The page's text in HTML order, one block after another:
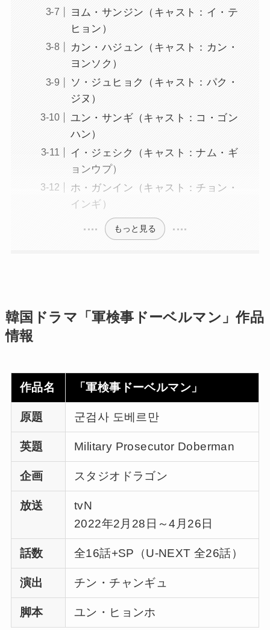
ヨム・サンジン（キャスト：イ・テ
ヒョン）
カン・ハジュン（キャスト：カン・
ヨンソク）
ソ・ジュヒョク（キャスト：パク・
ジヌ）
ユン・サンギ（キャスト：コ・ゴン
ハン）
イ・ジェシク（キャスト：ナム・ギ
ョンウプ）
ホ・ガンイン（キャスト：チョン・
インギ）
もっと見る
韓国ドラマ「軍検事ドーベルマン」作品
情報
作品名 「軍検事ドーベルマン」
原題 군검사 도베르만
英題 Military Prosecutor Doberman
企画 スタジオドラゴン
放送
tvN
2022年2月28日～4月26日
話数 全16話+SP（U-NEXT 全26話）
演出 チン・チャンギュ
脚本 ユン・ヒョンホ